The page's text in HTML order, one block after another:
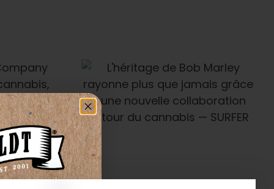
Bob
Plus
Grâce À
Autour Du
À L'échelle Mondiale —
Leaf Magazines